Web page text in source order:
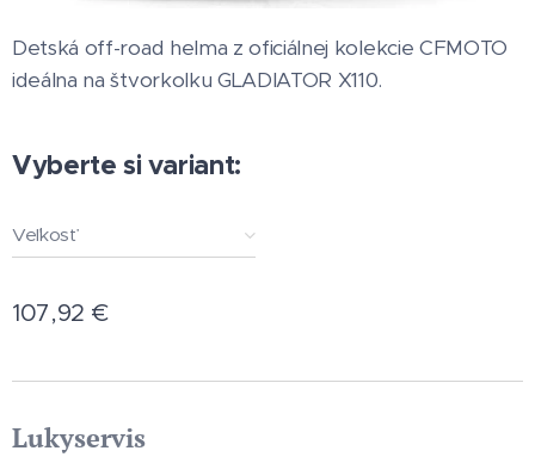
Detská off-road helma z oficiálnej kolekcie CFMOTO
ideálna na štvorkolku GLADIATOR X110.
Vyberte si variant:
Veľkosť
107,92 €
Lukyservis